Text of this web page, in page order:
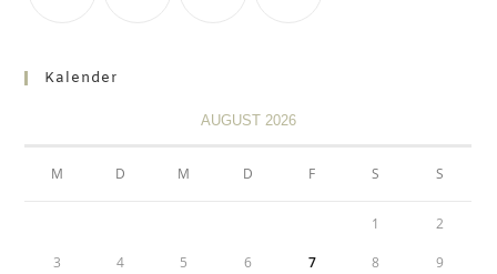
Kalender
AUGUST 2026
M D M D F S S
1 2
3 4 5 6 7 8 9